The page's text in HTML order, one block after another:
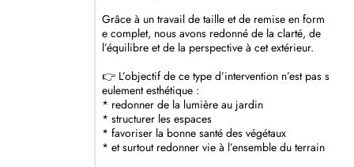
Grâce à un travail de taille et de remise en form
e complet, nous avons redonné de la clarté, de
l’équilibre et de la perspective à cet extérieur.
👉 L’objectif de ce type d’intervention n’est pas s
eulement esthétique :
* redonner de la lumière au jardin
* structurer les espaces
* favoriser la bonne santé des végétaux
* et surtout redonner vie à l’ensemble du terrain